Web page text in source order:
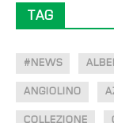
TAG
#NEWS
ANGIOLINO
COLLEZIONE